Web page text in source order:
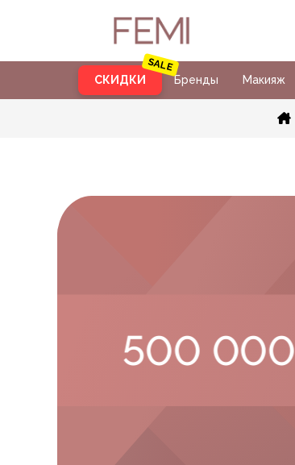
СКИДКИ Бренды Макияж
500 000